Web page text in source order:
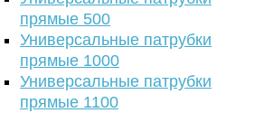
прямые 500
Универсальные патрубки
прямые 1000
Универсальные патрубки
прямые 1100